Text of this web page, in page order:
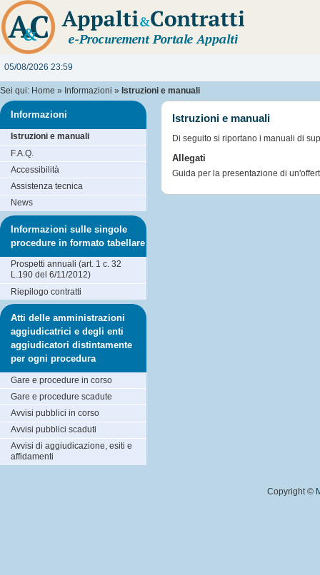
05/08/2026 23:59
Sei qui: Home » Informazioni » Istruzioni e manuali
Istruzioni e manuali
Di seguito si riportano i manuali di
Allegati
Guida per la presentazione di
Informazioni
Istruzioni e manuali
F.A.Q.
Accessibilità
Assistenza tecnica
News
Informazioni sulle singole
procedure in formato tabellare
Prospetti annuali (art. 1 c. 32
L.190 del 6/11/2012)
Riepilogo contratti
Atti delle amministrazioni
aggiudicatrici e degli enti
aggiudicatori distintamente
per ogni procedura
Gare e procedure in corso
Gare e procedure scadute
Avvisi pubblici in corso
Avvisi pubblici scaduti
Avvisi di aggiudicazione, esiti e
affidamenti
Copyright ©